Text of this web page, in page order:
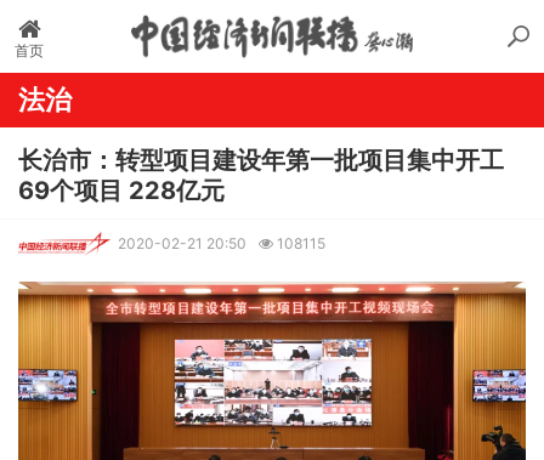
首页
法治
长治市：转型项目建设年第一批项目集中开工
69个项目 228亿元
2020-02-21 20:50 108115